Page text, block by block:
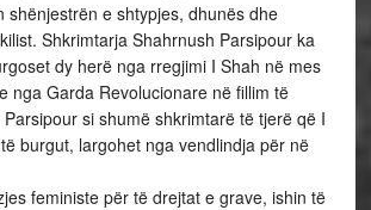
shënjestrën e shtypjes, dhunës dhe
Shkrimtarja Shahrnush Parsipour ka
dy herë nga rregjimi I Shah në mes
nga Garda Revolucionare në fillim të
Parsipour si shumë shkrimtarë të tjerë që I
burgut, largohet nga vendlindja për në
feministe për të drejtat e grave, ishin të